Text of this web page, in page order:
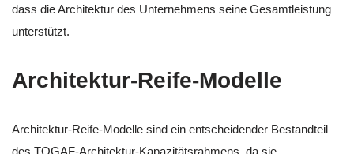
dass die Architektur des Unternehmens seine Gesamtleistung
unterstützt.
Architektur-Reife-Modelle
Architektur-Reife-Modelle sind ein entscheidender Bestandteil
des TOGAF-Architektur-Kapazitätsrahmens, da sie